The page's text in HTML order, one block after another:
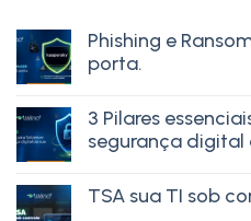
Phishing e
porta.
3 Pilares
segurança digital
TSA sua TI sob